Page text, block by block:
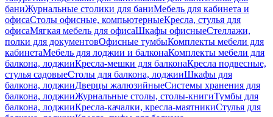
баниЖурнальные столики для баниМебель для кабинета и
офисаСтолы офисные, компьютерныеКресла, стулья для
офисаМягкая мебель для офисаШкафы офисныеСтеллажи,
полки для документовОфисные тумбыКомплекты мебели для
кабинетаМебель для лоджии и балконаКомплекты мебели для
балкона, лоджииКресла-мешки для балконаКресла подвесные,
стулья садовыеСтолы для балкона, лоджииШкафы для
балкона, лоджииДверцы жалюзийныеСистемы хранения для
балкона, лоджииЖурнальные столы, столы-книгиТумбы для
балкона, лоджииКресла-качалки, кресла-маятникиСтулья для